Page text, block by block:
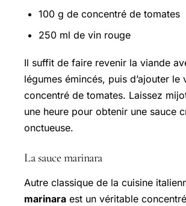
100 g de concentré de tomates
250 ml de vin rouge
Il suffit de faire revenir la viande
légumes émincés, puis d’ajouter le
concentré de tomates. Laissez
une heure pour obtenir une sauce
onctueuse.
La sauce marinara
Autre classique de la cuisine
marinara est un véritable